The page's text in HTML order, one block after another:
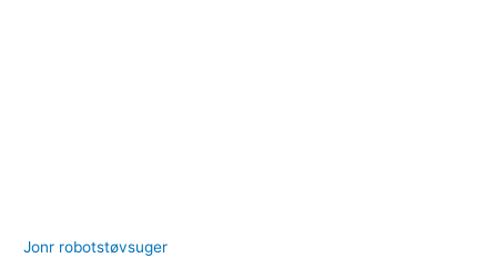
Jonr robotstøvsuger